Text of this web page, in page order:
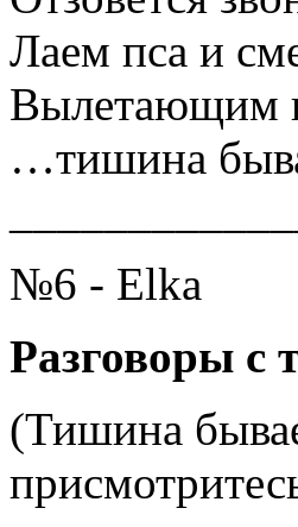
Лаем пса и
Вылетающим
…тишина
№6 - Elka
Разговоры с
(Тишина